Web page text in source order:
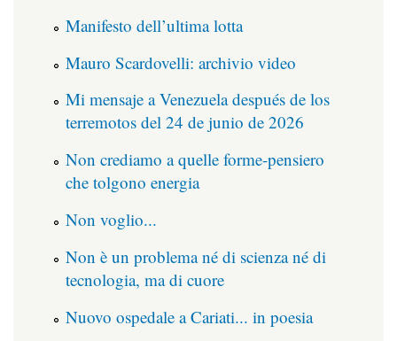
Manifesto dell’ultima lotta
Mauro Scardovelli: archivio video
Mi mensaje a Venezuela después de los
terremotos del 24 de junio de 2026
Non crediamo a quelle forme-pensiero
che tolgono energia
Non voglio...
Non è un problema né di scienza né di
tecnologia, ma di cuore
Nuovo ospedale a Cariati... in poesia